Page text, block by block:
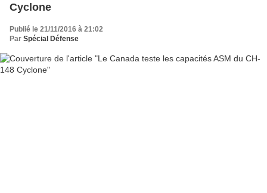
Cyclone
Publié le 21/11/2016 à 21:02
Par Spécial Défense